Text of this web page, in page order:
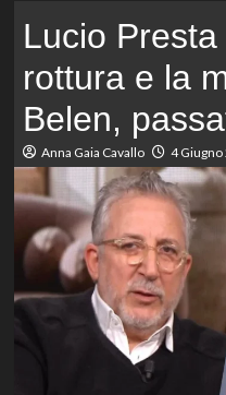
Lucio
rottura e la
Belen,
Anna Gaia Cavallo 4 Giugno